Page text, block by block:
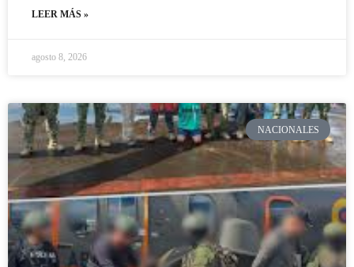
LEER MÁS »
agosto 8, 2026
NACIONALES